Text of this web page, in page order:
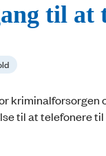
til
kriminalforsorgen
til at telefonere